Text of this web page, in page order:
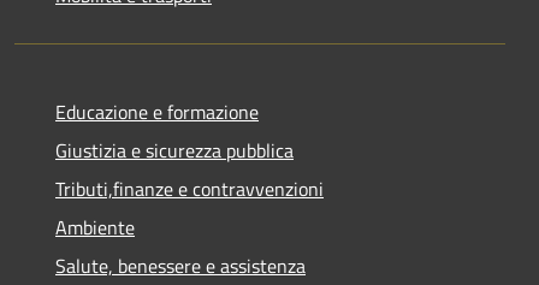
Educazione e formazione
Giustizia e sicurezza pubblica
Tributi,finanze e contravvenzioni
Ambiente
Salute, benessere e assistenza